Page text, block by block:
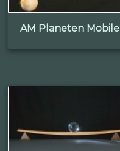
AM Planeten Mobile